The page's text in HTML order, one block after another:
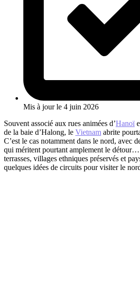
Mis à jour le 4 juin 2026
Souvent associé aux rues animées d’Hanoï
de la baie d’Halong, le Vietnam abrite
C’est le cas notamment dans le nord, avec
qui méritent pourtant amplement le
terrasses, villages ethniques préservés et
quelques idées de circuits pour visiter le